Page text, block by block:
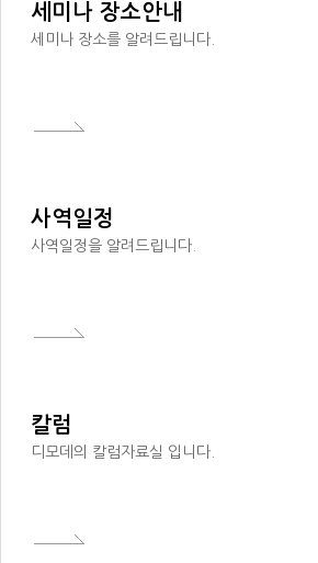
세미나 장소안내
세미나 장소를 알려드립니다.
사역일정
사역일정을 알려드립니다.
칼럼
디모데의 칼럼자료실 입니다.